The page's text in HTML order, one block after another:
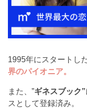
1995年にスタートした
界のパイオニア。
また、”ギネスブック”
スとして登録済み。